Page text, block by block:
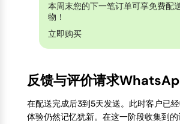
本周末您的下一笔订单可享免费配
物！
立即购买
反馈与评价请求
在配送完成后3到5天发送。此时客户已
体验仍然记忆犹新。在这一阶段收集到